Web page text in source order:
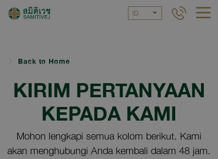
ID
Back to Home
KIRIM PERTANYAAN
KEPADA KAMI
Mohon lengkapi semua kolom berikut. Kami
akan menghubungi Anda kembali dalam 48 jam.